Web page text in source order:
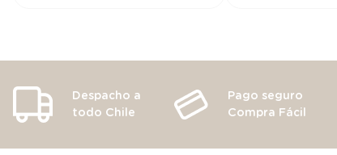
Despacho a
todo Chile
Pago seguro
Compra Fácil